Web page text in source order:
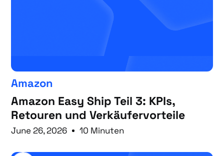
Amazon
Amazon Easy Ship Teil 3: KPIs,
Retouren und Verkäufervorteile
June 26, 2026 10 Minuten